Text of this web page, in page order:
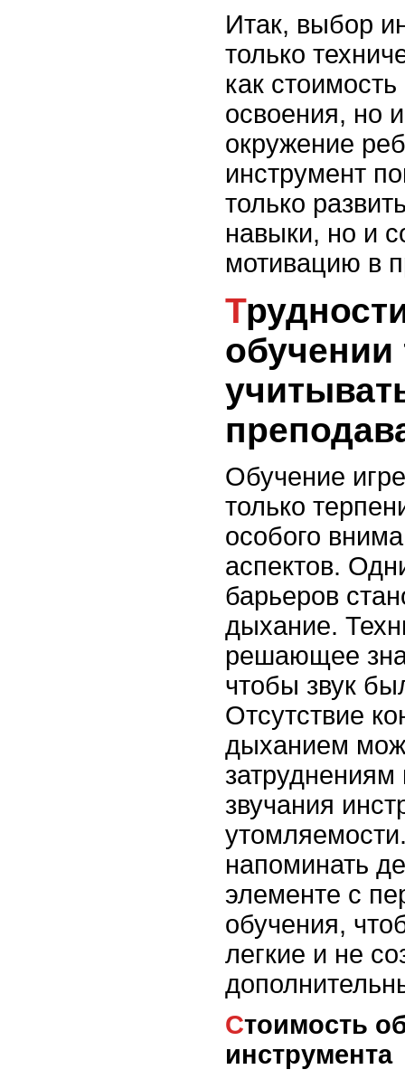
Итак, выбор
только
как
освоения, но
окружение
инструмент
только
навыки, но и
мотивацию в
Трудности и барьеры в
обучении
Обучение
только
особого
аспектов.
барьеров
дыхание.
решающее
чтобы звук
Отсутствие
дыханием
звучания
напоминать
элементе с
обучения,
легкие и не
Стоимость обучения и
инструмента